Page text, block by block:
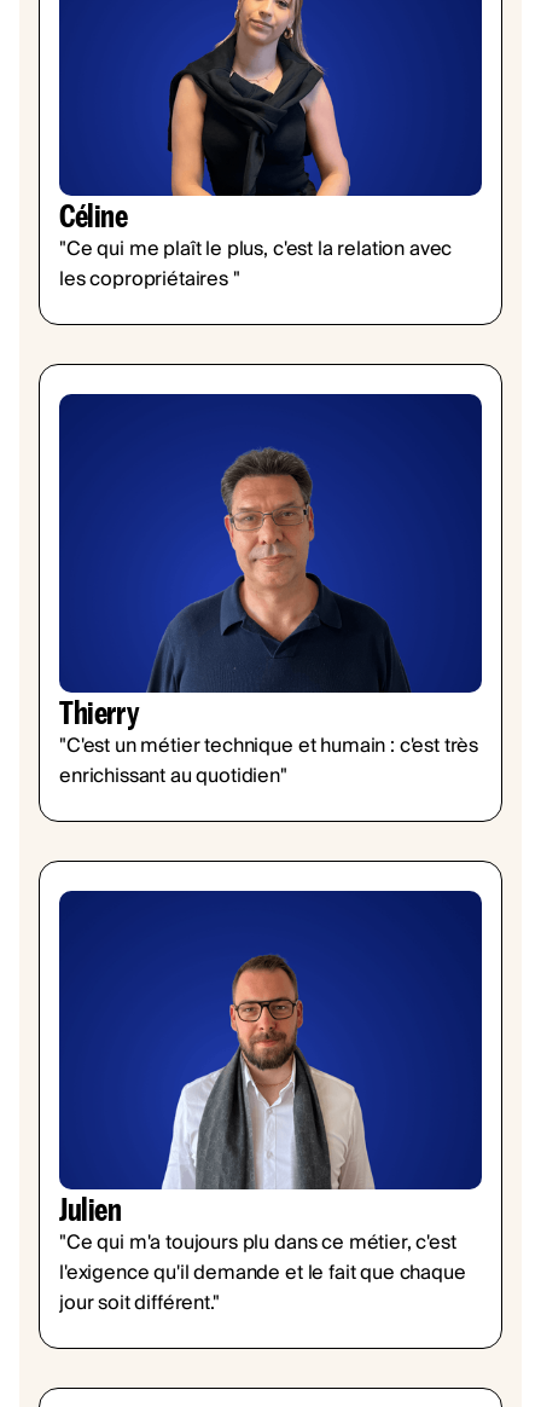
Céline
"Ce qui me plaît le plus, c'est la relation avec
les copropriétaires "
Thierry
"C'est un métier technique et humain : c'est très
enrichissant au quotidien"
Julien
"Ce qui m'a toujours plu dans ce métier, c'est
l'exigence qu'il demande et le fait que chaque
jour soit différent."